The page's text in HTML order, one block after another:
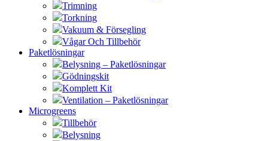
Trimning
Torkning
Vakuum & Försegling
Vågar Och Tillbehör
Paketlösningar
Belysning – Paketlösningar
Gödningskit
Komplett Kit
Ventilation – Paketlösningar
Microgreens
Tillbehör
Belysning